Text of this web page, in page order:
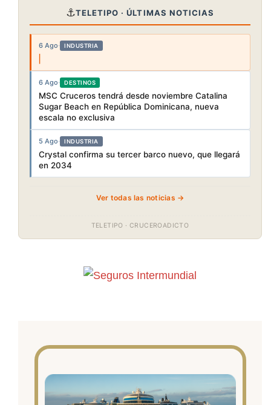
⚓TELETIPO · ÚLTIMAS NOTICIAS
6 Ago· INDUSTRIA
6 Ago· DESTINOS
MSC Cruceros tendrá desde noviembre Catalina
Sugar Beach en República Dominicana, nueva
escala no exclusiva
5 Ago· INDUSTRIA
Crystal confirma su tercer barco nuevo, que llegará
en 2034
Ver todas las noticias →
TELETIPO · CRUCEROADICTO